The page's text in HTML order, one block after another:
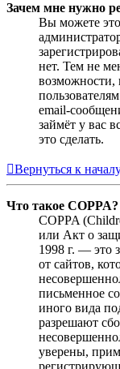
Зачем мне нужно
Вы можете
нет. Тем не
email-
займёт у вас
это сделать.
Вернуться к
Что такое COPPA?
COPPA
или Акт о
1998 г. — это
от сайтов,
письменное
иного вида
разрешают
уверены,